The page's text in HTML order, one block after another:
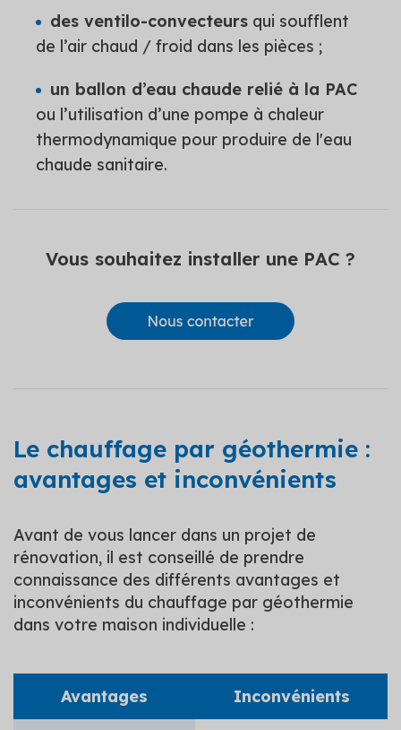
des ventilo-convecteurs qui soufflent
de l’air chaud / froid dans les pièces ;
un ballon d’eau chaude relié à la PAC
ou l’utilisation d’une pompe à chaleur
thermodynamique pour produire de l'eau
chaude sanitaire.
Vous souhaitez installer une PAC ?
Le chauffage par géothermie :
avantages et inconvénients
Avant de vous lancer dans un projet de
rénovation, il est conseillé de prendre
connaissance des différents avantages et
inconvénients du chauffage par géothermie
dans votre maison individuelle :
Avantages Inconvénients